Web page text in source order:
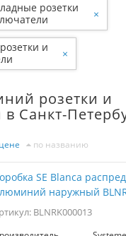
розетки
×
и
×
розетки и
Санкт-
по названию
SE Blanca
наружный
BLNRK000013